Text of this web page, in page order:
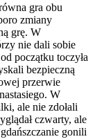
gra obu
zmiany
grę. W
nie dali sobie
początku toczyła
bezpieczną
przerwie
W
ale nie zdołali
czwarty, ale
gonili